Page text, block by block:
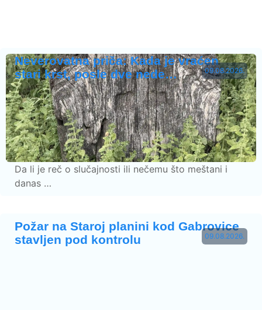
09.08.2026.
Neverovatna priča: Kada je vraćen
stari krst, posle dve nede…
Da li je reč o slučajnosti ili nečemu što meštani i
danas …
09.08.2026.
Požar na Staroj planini kod Gabrovice
stavljen pod kontrolu